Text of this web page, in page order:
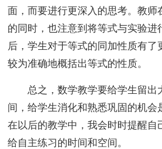
面，而要进行更深入的思考。教师
的同时，也注意到将等式与实验进
后，学生对于等式的同加性质有了
较为准确地概括出等式的性质。
总之，数学教学要给学生留出
间，给学生消化和熟悉巩固的机会
在以后的教学中，我会时时提醒自
给自主练习的时间和空间。